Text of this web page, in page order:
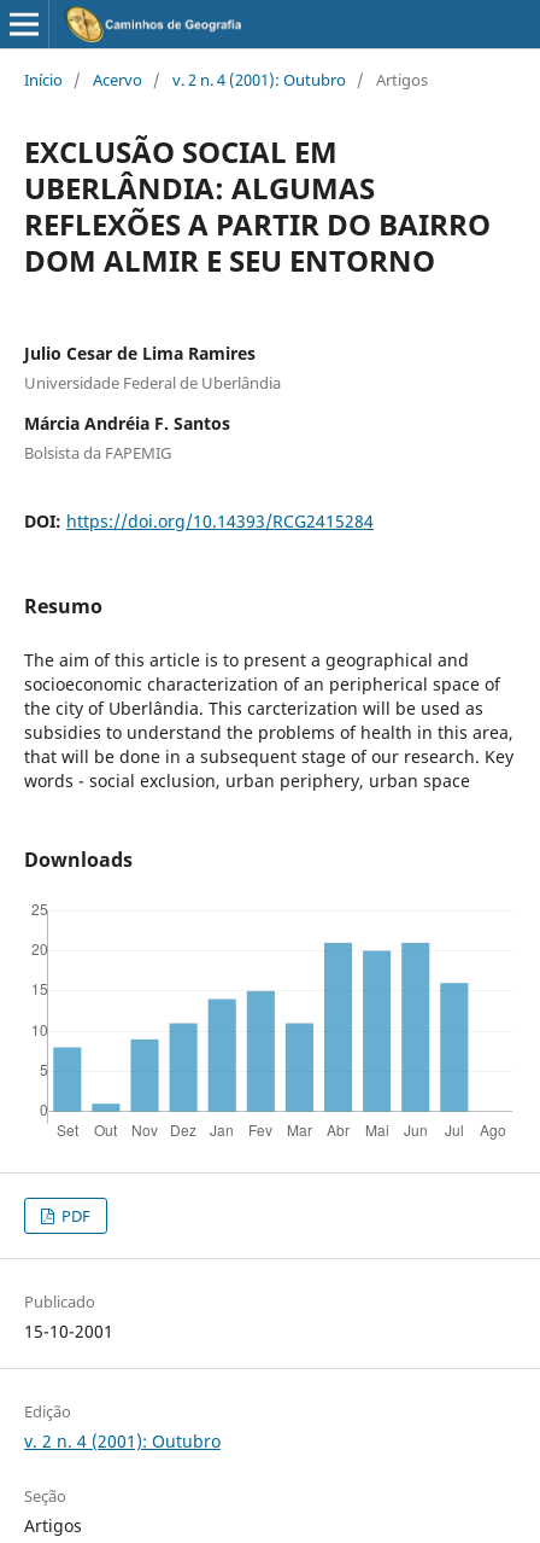
Início / Acervo / v. 2 n. 4 (2001): Outubro / Artigos
EXCLUSÃO SOCIAL EM
UBERLÂNDIA: ALGUMAS
REFLEXÕES A PARTIR DO BAIRRO
DOM ALMIR E SEU ENTORNO
Julio Cesar de Lima Ramires
Universidade Federal de Uberlândia
Márcia Andréia F. Santos
Bolsista da FAPEMIG
DOI: https://doi.org/10.14393/RCG2415284
Resumo
The aim of this article is to present a geographical and
socioeconomic characterization of an peripherical space of
the city of Uberlândia. This carcterization will be used as
subsidies to understand the problems of health in this area,
that will be done in a subsequent stage of our research. Key
words - social exclusion, urban periphery, urban space
Downloads
PDF
Publicado
15-10-2001
Edição
v. 2 n. 4 (2001): Outubro
Seção
Artigos